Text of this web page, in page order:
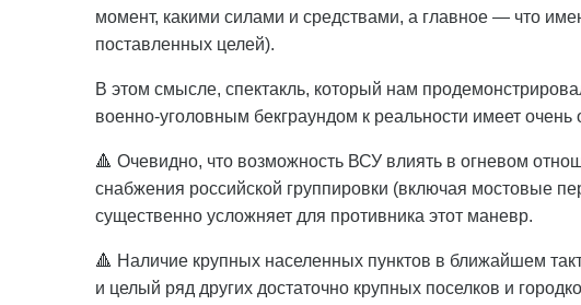
момент, какими силами и средствами, а главное — что
поставленных целей).
В этом смысле, спектакль, который нам
военно-уголовным бекграундом к реальности имеет
🔺 Очевидно, что возможность ВСУ влиять в огневом
снабжения российской группировки (включая мостовые
существенно усложняет для противника этот маневр.
🔺 Наличие крупных населенных пунктов в ближайшем
и целый ряд других достаточно крупных поселков и